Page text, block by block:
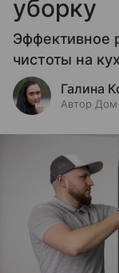
уборку
Эффективное
чистоты на
Галина
Автор Дом